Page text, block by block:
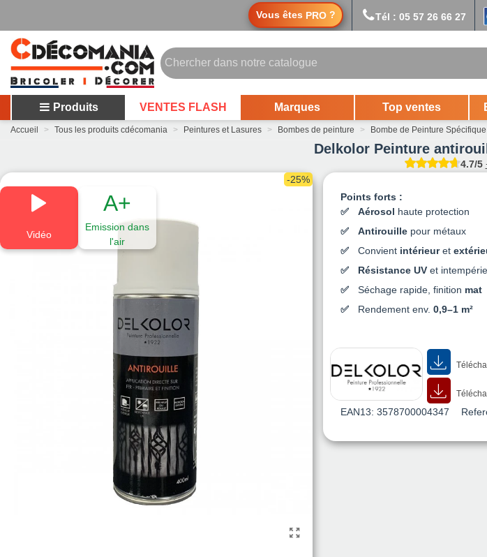
Vous êtes PRO ? Tél : 05 57 26 66 27
Produits VENTES FLASH Marques Top ventes
Accueil > Tous les produits cdécomania > Peintures et Lasures > Bombes de peinture > Bombe de Peinture Spécifique
Delkolor Peinture
4.7/5
Vidéo
A+
Emission dans
l'air
-25%
Points forts :
Aérosol haute protection
Antirouillepour métaux
Convient intérieuret
Résistance UVet
Séchage rapide, finition mat
Rendement env. 0,9–1 m²
EAN13: 3578700004347